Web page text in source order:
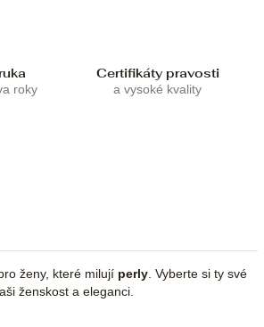
roky
Certifikáty pravosti
a vysoké kvality
ženy, které milují perly . Vyberte si ty své
ženskost a eleganci.